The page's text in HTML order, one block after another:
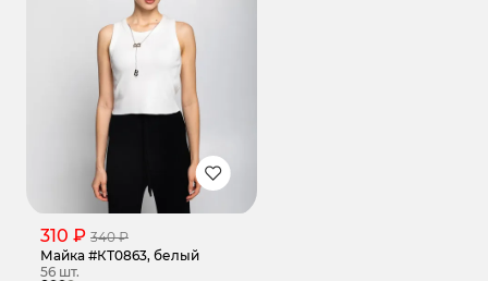
310 ₽ 340 ₽
Майка #КТ0863, белый
56 шт.